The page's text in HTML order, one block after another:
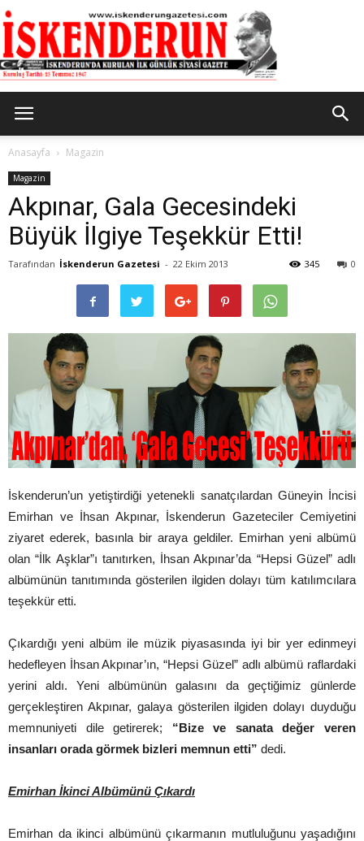
Gazetesi
Anasayfa Magazin
Magazin
Akpınar, Gala Gecesindeki
Büyük İlgiye Teşekkür Etti!
Tarafından İskenderun Gazetesi - 22 Ekim 2013 0
345
İskenderun’un yetiştirdiği yetenekli sanatçılardan Güneyin İncisi
Emirhan ve İhsan Akpınar, İskenderun Gazeteciler Cemiyetini
ziyaret ederek, basınla bir araya geldiler. Emirhan yeni albümü
olan “İlk Aşklar”ı tanıtırken, İhsan Akpınar’da “Hepsi Güzel” adlı
albümünün tanıtımında gösterilen ilgiden dolayı tüm katılımcılara
teşekkür etti.
Çıkardığı yeni albüm ile müzik piyasasında iyi bir yer edinmeyi
hedefleyen İhsan Akpınar’ın, “Hepsi Güzel” adlı albümü raflardaki
yerini aldı. Yeni albümünün galasını da geçtiğimiz günlerde
gerçekleştiren Akpınar, galaya gösterilen ilgiden dolayı duyduğu
memnuniyeti dile getirerek; “Bize ve sanata değer veren
insanları orada görmek bizleri memnun etti” dedi.
Emirhan İkinci Albümünü Çıkardı
Emirhan da ikinci albümünü çıkarmanın mutluluğunu yaşadığını